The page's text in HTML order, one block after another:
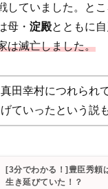
していました。と
母・ 淀殿とともに自
は滅亡しました。
田幸村につれられて
ていったという説
[3分でわかる！]豊臣秀頼
生き延びていた！？